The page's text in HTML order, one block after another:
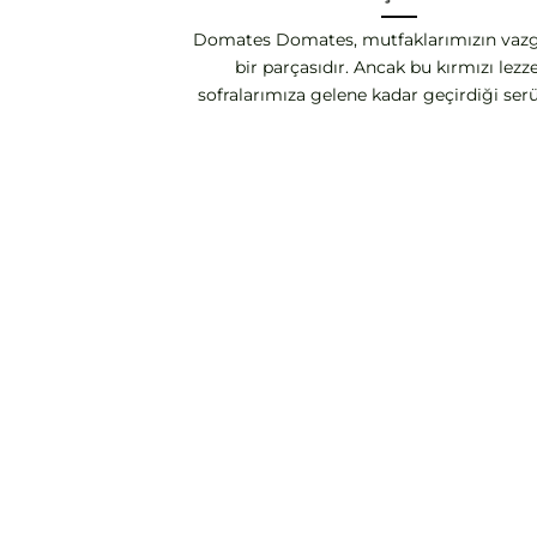
Domates Domates, mutfaklarımızın
bir parçasıdır. Ancak bu kırmızı
sofralarımıza gelene kadar geçirdiği